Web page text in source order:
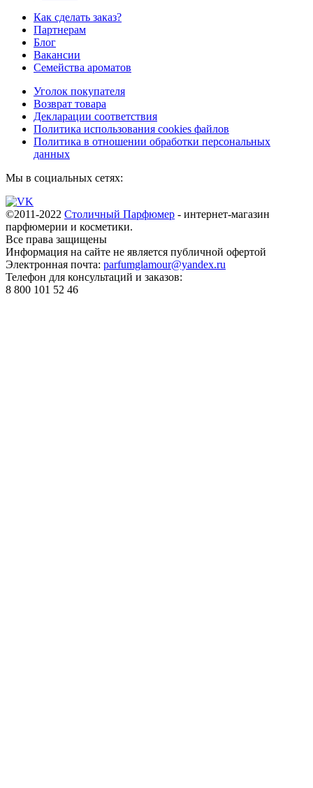
Как сделать заказ?
Партнерам
Блог
Вакансии
Семейства ароматов
Уголок покупателя
Возврат товара
Декларации соответствия
Политика использования cookies файлов
Политика в отношении обработки персональных
данных
Мы в социальных сетях:
©2011-2022 Столичный Парфюмер - интернет-магазин
парфюмерии и косметики.
Все права защищены
Информация на сайте не является публичной офертой
Электронная почта: parfumglamour@yandex.ru
Телефон для консультаций и заказов:
8 800 101 52 46